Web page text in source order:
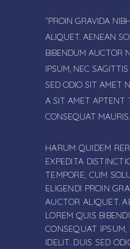
“PROIN GRAVIDA
ALIQUET. AENEAN
BIBENDUM AUCTOR
IPSUM, NEC
SED ODIO SIT AMET
A SIT AMET APTENT
CONSEQUAT
HARUM QUIDEM
EXPEDITA
TEMPORE, CUM
ELIGENDI PROIN
AUCTOR ALIQUET.
LOREM QUIS
CONSEQUAT
IDELIT. DUIS SED